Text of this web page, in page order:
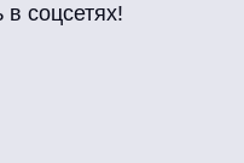
в соцсетях!